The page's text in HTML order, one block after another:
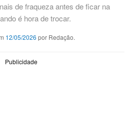
de fraqueza antes de ficar na
é hora de trocar.
12/05/2026 por Redação.
Publicidade